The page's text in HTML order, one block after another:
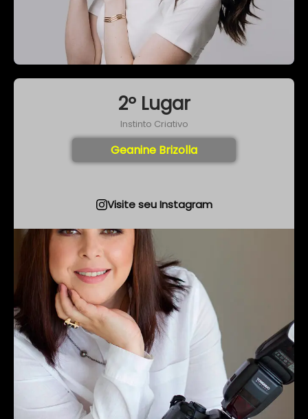
2º Lugar
Instinto Criativo
Geanine Brizolla
Visite seu Instagram